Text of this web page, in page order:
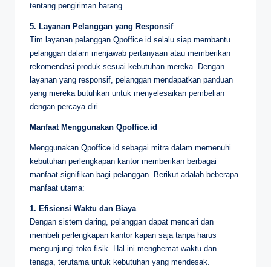
tentang pengiriman barang.
5. Layanan Pelanggan yang Responsif
Tim layanan pelanggan Qpoffice.id selalu siap membantu
pelanggan dalam menjawab pertanyaan atau memberikan
rekomendasi produk sesuai kebutuhan mereka. Dengan
layanan yang responsif, pelanggan mendapatkan panduan
yang mereka butuhkan untuk menyelesaikan pembelian
dengan percaya diri.
Manfaat Menggunakan Qpoffice.id
Menggunakan Qpoffice.id sebagai mitra dalam memenuhi
kebutuhan perlengkapan kantor memberikan berbagai
manfaat signifikan bagi pelanggan. Berikut adalah beberapa
manfaat utama:
1. Efisiensi Waktu dan Biaya
Dengan sistem daring, pelanggan dapat mencari dan
membeli perlengkapan kantor kapan saja tanpa harus
mengunjungi toko fisik. Hal ini menghemat waktu dan
tenaga, terutama untuk kebutuhan yang mendesak.